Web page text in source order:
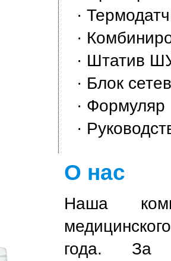
·
·
· Штатив
· Блок
· Формуляр
·
О нас
Наша
года. За